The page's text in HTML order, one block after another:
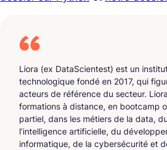
Liora (ex DataScientest) est un
technologique fondé en 2017, qui
acteurs de référence du secteur.
formations à distance, en bootcamp
partiel, dans les métiers de la data,
l’intelligence artificielle, du
informatique, de la cybersécurité et